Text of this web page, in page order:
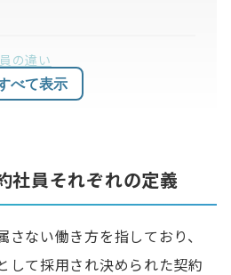
の違い
べて表示
社員それぞれの定義
さない働き方を指しており、
して採用され決められた契約